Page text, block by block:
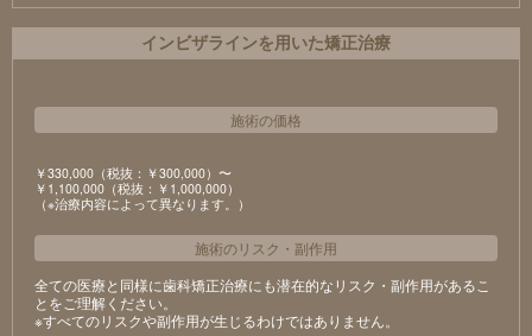
インビザラインを用いた矯正治療
施術の価格
￥330,000（税抜：￥300,000）〜
￥1,100,000（税抜：￥1,000,000）
（※治療内容によって異なります。）
施術のリスク ・ 副作用
全ての医療と同様に歯科矯正治療にも潜在的なリスク・副作用があるこ
とをご理解ください。
※すべてのリスクや副作用が生じるわけではありません。